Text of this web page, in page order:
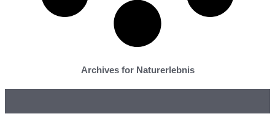
Archives for Naturerlebnis